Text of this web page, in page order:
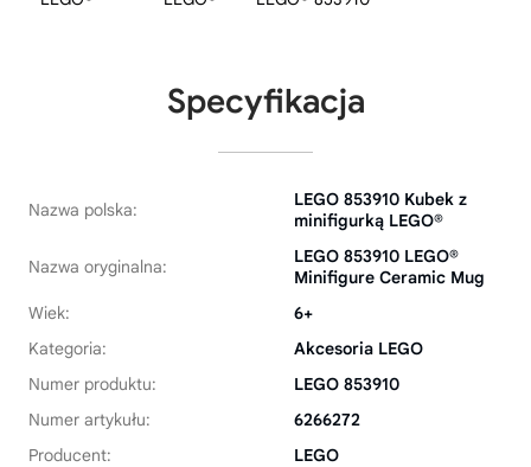
Specyfikacja
Nazwa polska:
LEGO 853910 Kubek z
minifigurką LEGO®
Nazwa oryginalna:
LEGO 853910 LEGO®
Minifigure Ceramic Mug
Wiek:
6+
Kategoria:
Akcesoria LEGO
Numer produktu:
LEGO 853910
Numer artykułu:
6266272
Producent:
LEGO